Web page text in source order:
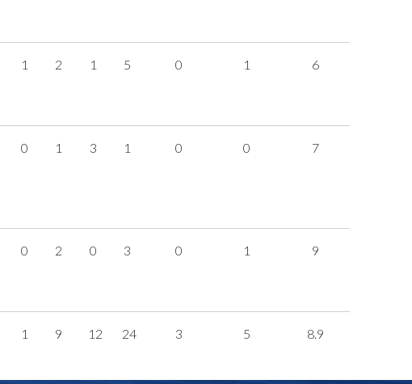
1 2 1 5 0 1 6
0 1 3 1 0 0 7
0 2 0 3 0 1 9
1 9 12 24 3 5 8.9